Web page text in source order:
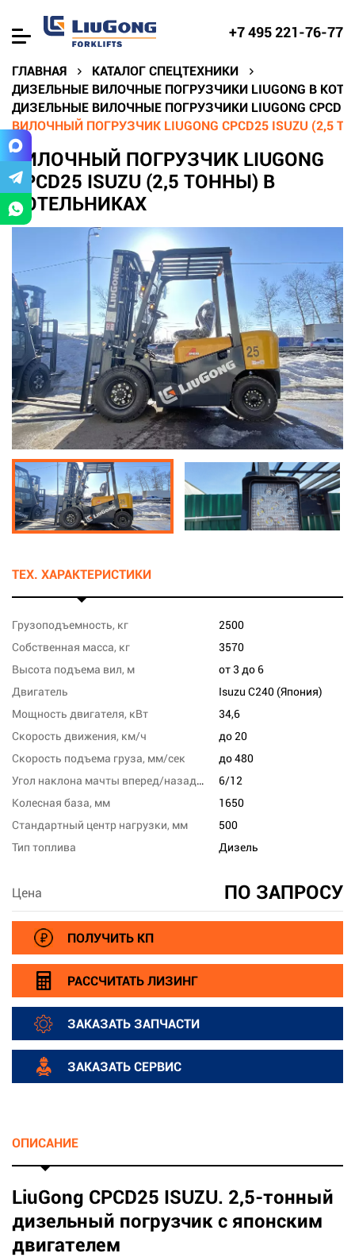
+7 495 221-76-77
ГЛАВНАЯ
КАТАЛОГ СПЕЦТЕХНИКИ
ДИЗЕЛЬНЫЕ ВИЛОЧНЫЕ ПОГРУЗЧИКИ LIUGONG В
ДИЗЕЛЬНЫЕ ВИЛОЧНЫЕ ПОГРУЗЧИКИ LIUGONG CPCD
ВИЛОЧНЫЙ ПОГРУЗЧИК LIUGONG CPCD25 ISUZU (2,5
ВИЛОЧНЫЙ ПОГРУЗЧИК LIUGONG
CPCD25 ISUZU (2,5 ТОННЫ) В
КОТЕЛЬНИКАХ
ТЕХ. ХАРАКТЕРИСТИКИ
Грузоподъемность, кг
2500
Собственная масса, кг
3570
Высота подъема вил, м
от 3 до 6
Двигатель
Isuzu C240 (Япония)
Мощность двигателя, кВт
34,6
Скорость движения, км/ч
до 20
Скорость подъема груза, мм/сек
до 480
Угол наклона мачты вперед/назад, град
6/12
Колесная база, мм
1650
Стандартный центр нагрузки, мм
500
Тип топлива
Дизель
Цена ПО ЗАПРОСУ
ПОЛУЧИТЬ КП
РАССЧИТАТЬ ЛИЗИНГ
ЗАКАЗАТЬ ЗАПЧАСТИ
ЗАКАЗАТЬ СЕРВИС
ОПИСАНИЕ
LiuGong CPCD25 ISUZU. 2,5-тонный
дизельный погрузчик с японским
двигателем